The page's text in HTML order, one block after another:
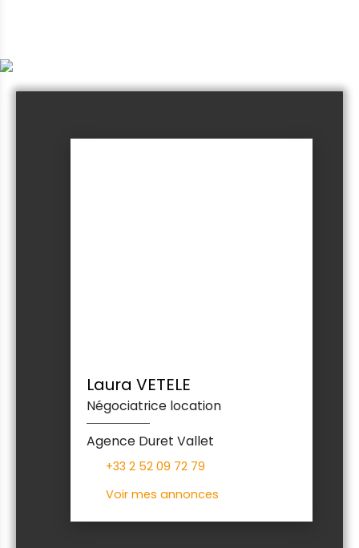
Laura VETELE
Négociatrice location
Agence Duret Vallet
+33 2 52 09 72 79
Voir mes annonces